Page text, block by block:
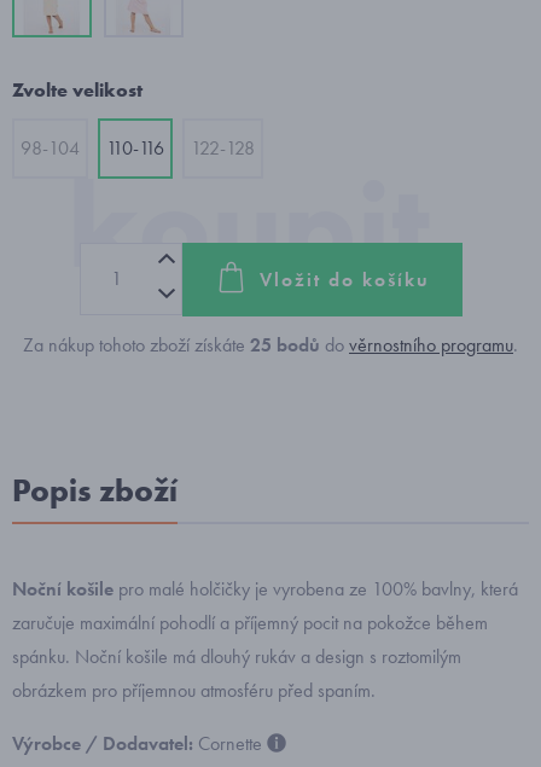
Zvolte velikost
98-104 110-116 122-128
Vložit do košíku
Za nákup tohoto zboží získáte 25 bodů dověrnostního programu.
Popis zboží
Noční košile pro malé holčičky je vyrobena ze 100% bavlny, která
zaručuje maximální pohodlí a příjemný pocit na pokožce během
spánku. Noční košile má dlouhý rukáv a design s roztomilým
obrázkem pro příjemnou atmosféru před spaním.
Výrobce / Dodavatel: Cornette